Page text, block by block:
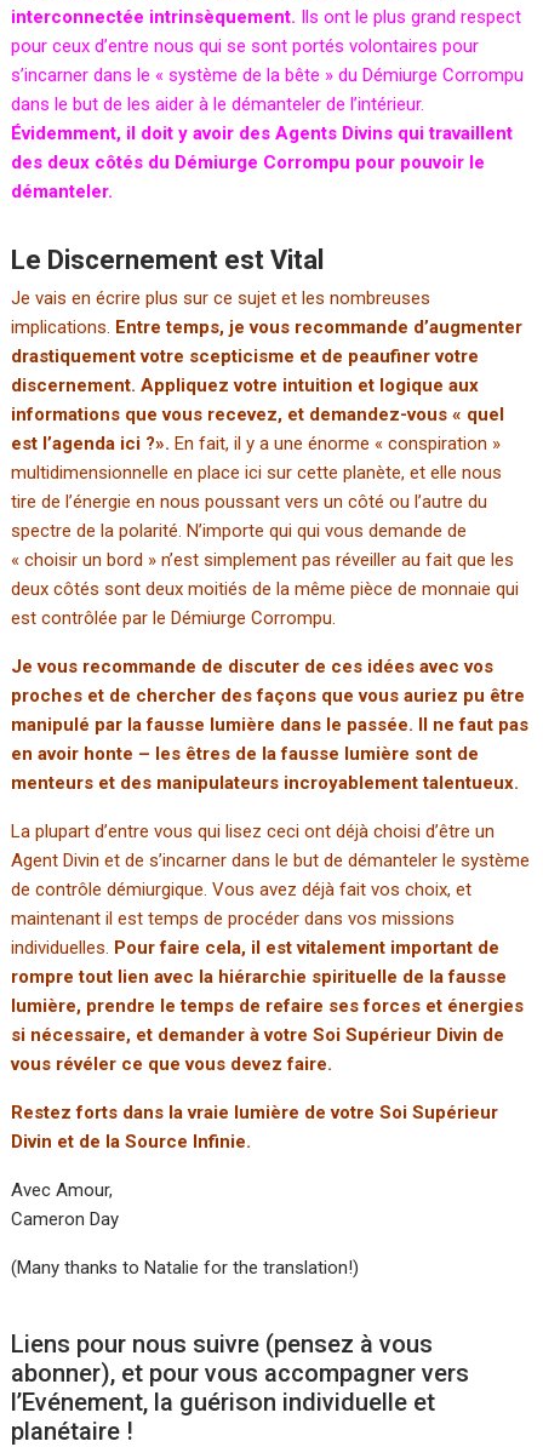
interconnectée intrinsèquement. Ils ont le plus grand respect
pour ceux d’entre nous qui se sont portés volontaires pour
s’incarner dans le « système de la bête » du Démiurge Corrompu
dans le but de les aider à le démanteler de l’intérieur.
Évidemment, il doit y avoir des Agents Divins qui travaillent
des deux côtés du Démiurge Corrompu pour pouvoir le
démanteler.
Le Discernement est Vital
Je vais en écrire plus sur ce sujet et les nombreuses
implications. Entre temps, je vous recommande d’augmenter
drastiquement votre scepticisme et de peaufiner votre
discernement. Appliquez votre intuition et logique aux
informations que vous recevez, et demandez-vous « quel
est l’agenda ici ?».En fait, il y a une énorme « conspiration »
multidimensionnelle en place ici sur cette planète, et elle nous
tire de l’énergie en nous poussant vers un côté ou l’autre du
spectre de la polarité. N’importe qui qui vous demande de
« choisir un bord » n’est simplement pas réveiller au fait que les
deux côtés sont deux moitiés de la même pièce de monnaie qui
est contrôlée par le Démiurge Corrompu.
Je vous recommande de discuter de ces idées avec vos
proches et de chercher des façons que vous auriez pu être
manipulé par la fausse lumière dans le passée. Il ne faut pas
en avoir honte – les êtres de la fausse lumière sont de
menteurs et des manipulateurs incroyablement talentueux.
La plupart d’entre vous qui lisez ceci ont déjà choisi d’être un
Agent Divin et de s’incarner dans le but de démanteler le système
de contrôle démiurgique. Vous avez déjà fait vos choix, et
maintenant il est temps de procéder dans vos missions
individuelles. Pour faire cela, il est vitalement important de
rompre tout lien avec la hiérarchie spirituelle de la fausse
lumière, prendre le temps de refaire ses forces et énergies
si nécessaire, et demander à votre Soi Supérieur Divin de
vous révéler ce que vous devez faire.
Restez forts dans la vraie lumière de votre Soi Supérieur
Divin et de la Source Infinie.
Avec Amour,
Cameron Day
(Many thanks to Natalie for the translation!)
Liens pour nous suivre (pensez à vous
abonner), et pour vous accompagner vers
l’Evénement, la guérison individuelle et
planétaire !